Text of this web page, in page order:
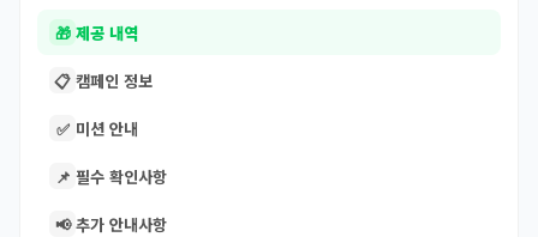
🎁 제공 내역
📋 캠페인 정보
✅ 미션 안내
📌 필수 확인사항
📢 추가 안내사항